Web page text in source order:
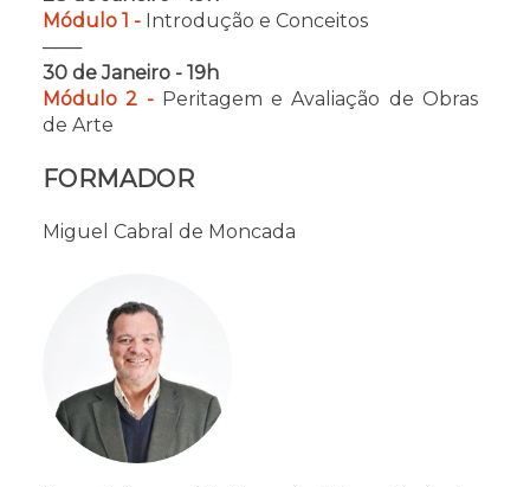
Módulo 1 - Introdução e Conceitos
───
30 de Janeiro - 19h
Módulo 2 - Peritagem e Avaliação de Obras
de Arte
FORMADOR
Miguel Cabral de Moncada